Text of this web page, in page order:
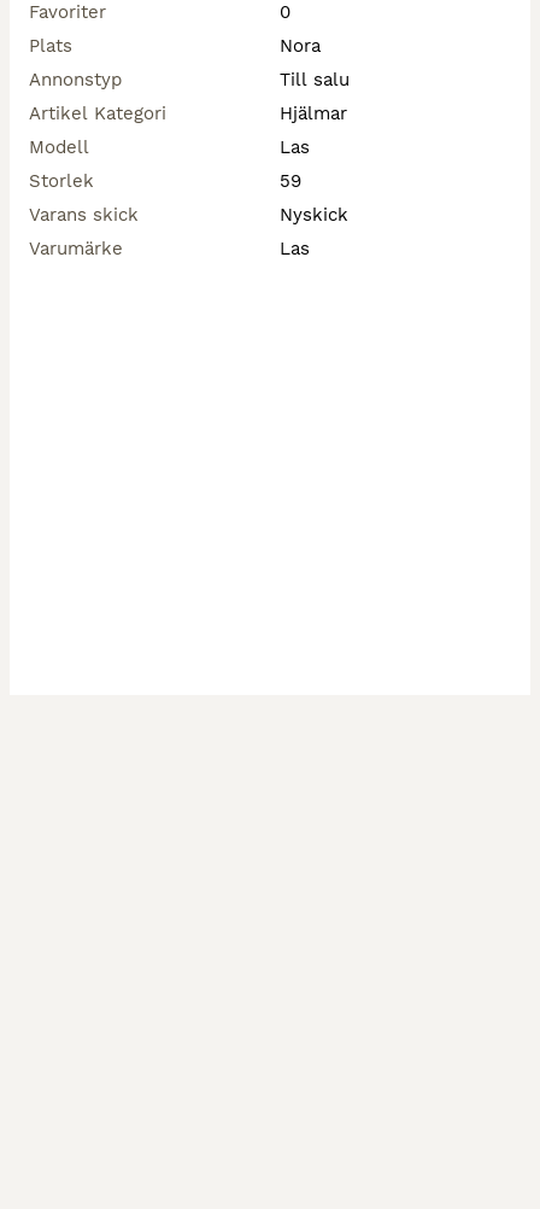
Favoriter
0
Plats
Nora
Annonstyp
Till salu
Artikel Kategori
Hjälmar
Modell
Las
Storlek
59
Varans skick
Nyskick
Varumärke
Las